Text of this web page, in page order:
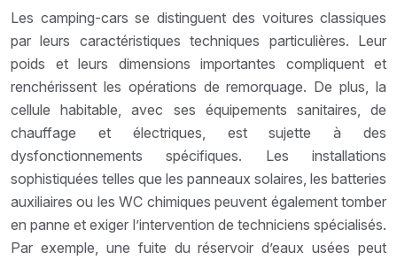
Les camping-cars se distinguent des voitures classiques
par leurs caractéristiques techniques particulières. Leur
poids et leurs dimensions importantes compliquent et
renchérissent les opérations de remorquage. De plus, la
cellule habitable, avec ses équipements sanitaires, de
chauffage et électriques, est sujette à des
dysfonctionnements spécifiques. Les installations
sophistiquées telles que les panneaux solaires, les batteries
auxiliaires ou les WC chimiques peuvent également tomber
en panne et exiger l’intervention de techniciens spécialisés.
Par exemple, une fuite du réservoir d’eaux usées peut